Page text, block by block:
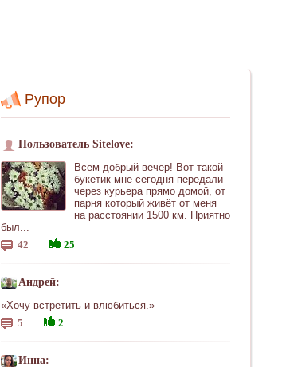
Рупор
Пользователь Sitelove:
Всем добрый вечер! Вот такой
букетик мне сегодня передали
через курьера прямо домой, от
парня который живёт от меня
на расстоянии 1500 км. Приятно
был...
42
25
Андрей:
«Хочу встретить и влюбиться.»
5
2
Инна: